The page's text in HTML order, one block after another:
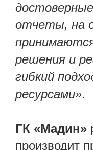
отчеты, на
решения и
гибкий
ресурсами».
ГК «Мадин»
производит